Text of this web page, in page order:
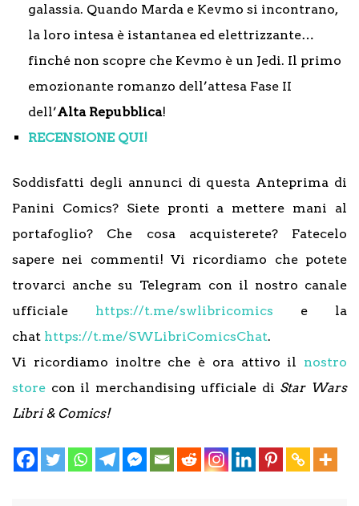
galassia. Quando Marda e Kevmo si incontrano,
la loro intesa è istantanea ed elettrizzante…
finché non scopre che Kevmo è un Jedi. Il primo
emozionante romanzo dell’attesa Fase II
dell’Alta Repubblica!
RECENSIONE QUI!
Soddisfatti degli annunci di questa Anteprima di
Panini Comics? Siete pronti a mettere mani al
portafoglio? Che cosa acquisterete? Fatecelo
sapere nei commenti! Vi ricordiamo che potete
trovarci anche su Telegram con il nostro canale
ufficiale https://t.me/swlibricomics e la
chat https://t.me/SWLibriComicsChat.
Vi ricordiamo inoltre che è ora attivo il nostro
store con il merchandising ufficiale di Star Wars
Libri & Comics!